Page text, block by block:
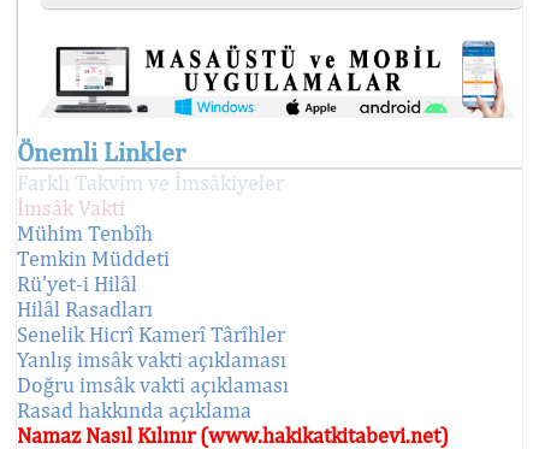
Önemli Linkler
Farklı Takvim ve İmsâkiyeler
İmsâk Vakti
Mühim Tenbîh
Temkin Müddeti
Rü'yet-i Hilâl
Hilâl Rasadları
Senelik Hicrî Kamerî Târîhler
Yanlış imsâk vakti açıklaması
Doğru imsâk vakti açıklaması
Rasad hakkında açıklama
Namaz Nasıl Kılınır (www.hakikatkitabevi.net)